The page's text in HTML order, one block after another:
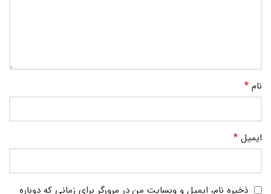
نام *
ایمیل *
ذخیره نام، ایمیل و وبسایت من در مرورگر برای زمانی که دوباره